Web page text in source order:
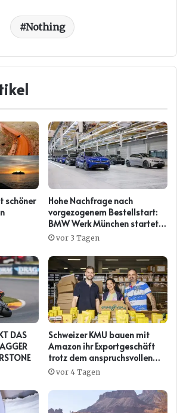
Nothing
schöner
Hohe Nachfrage nach
vorgezogenem Bestellstart:
BMW Werk München startet
mit steiler Anlaufkurve die
Serienproduktion des BMW
i3*
vor 3 Tagen
DAS
Schweizer KMU bauen mit
Amazon ihr Exportgeschäft
trotz dem anspruchsvollen
Umfeld weiter aus
vor 4 Tagen